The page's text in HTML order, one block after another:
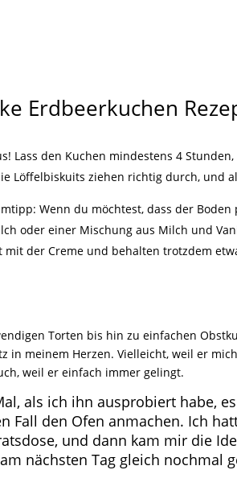
Erdbeerkuchen
Lass den Kuchen mindestens 4
Löffelbiskuits ziehen richtig durch, und
Wenn du möchtest, dass der
oder einer Mischung aus Milch und
der Creme und behalten trotzdem
Torten bis hin zu einfachen
in meinem Herzen. Vielleicht, weil er
weil er einfach immer gelingt.
als ich ihn ausprobiert habe,
Fall den Ofen anmachen. Ich
und dann kam mir die
nächsten Tag gleich nochmal